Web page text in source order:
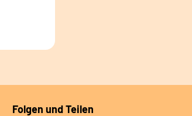
Folgen und Teilen